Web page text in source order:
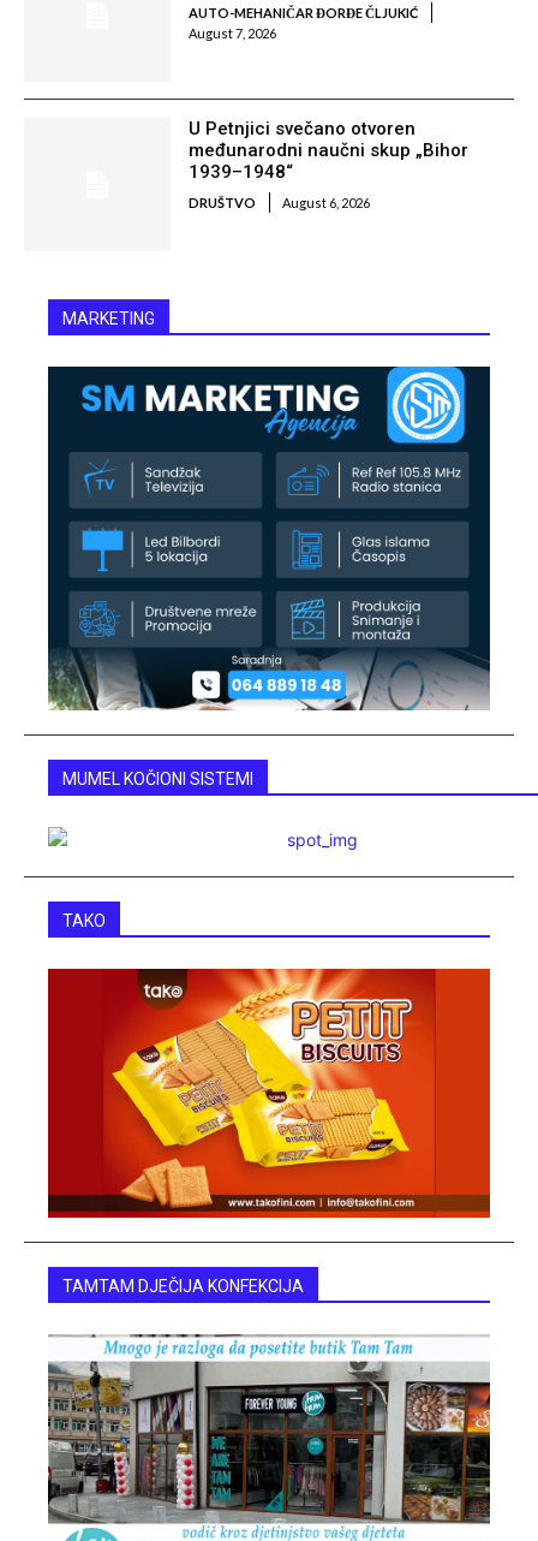
AUTO-MEHANIČAR ĐORĐE ČLJUKIĆ
August 7, 2026
U Petnjici svečano otvoren
međunarodni naučni skup „Bihor
1939–1948“
DRUŠTVO August 6, 2026
MARKETING
MUMEL KOČIONI SISTEMI
TAKO
TAMTAM DJEČIJA KONFEKCIJA